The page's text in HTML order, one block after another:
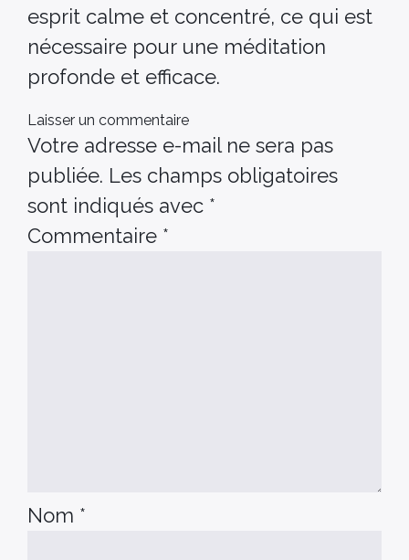
esprit calme et concentré, ce qui est
nécessaire pour une méditation
profonde et efficace.
Laisser un commentaire
Votre adresse e-mail ne sera pas
publiée. Les champs obligatoires
sont indiqués avec *
Commentaire *
Nom *